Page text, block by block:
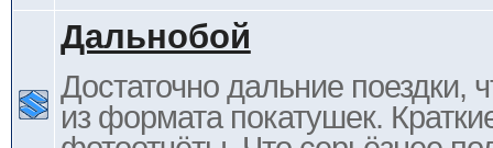
Дальнобой
Достаточно дальние поездки,
из формата покатушек.